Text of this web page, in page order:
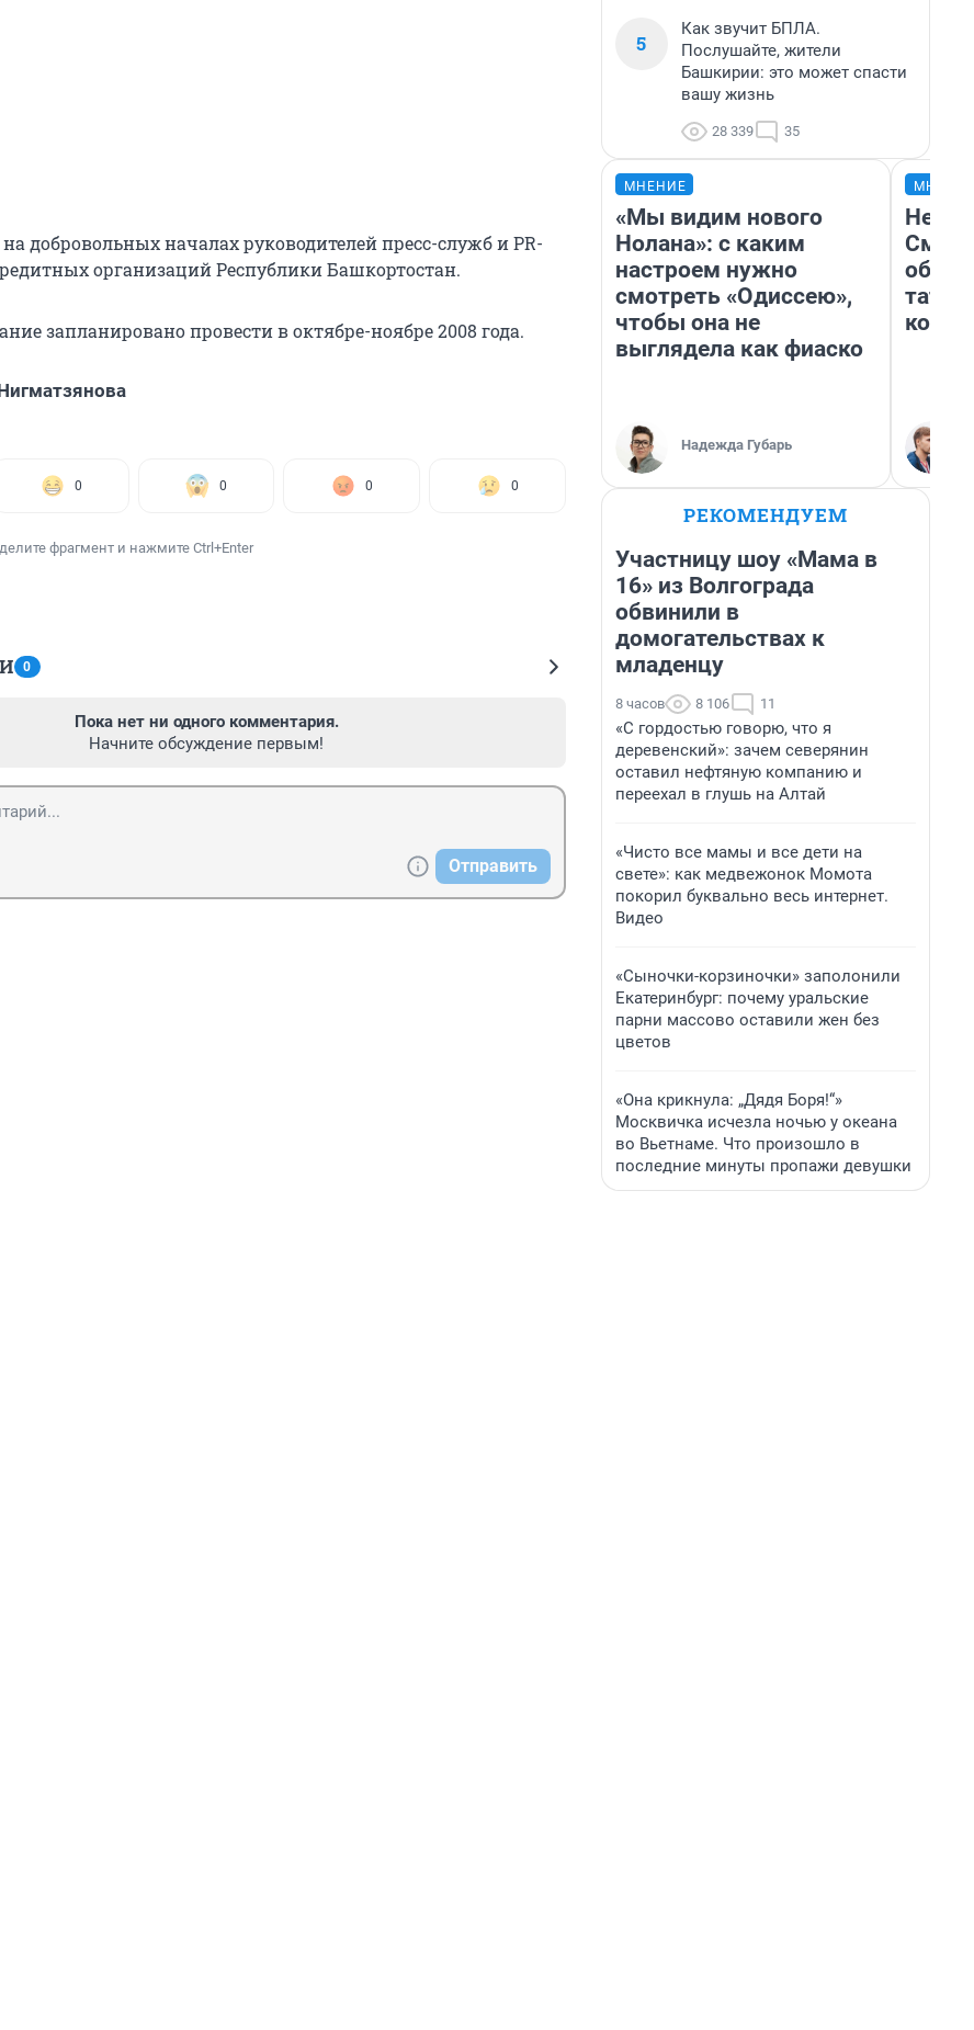
добровольных началах руководителей пресс-служб и PR-
организаций Республики Башкортостан.
запланировано провести в октябре-ноябре 2008 года.
0 0 0 0
фрагмент и нажмите Ctrl+Enter
0
Пока нет ни одного комментария.
Начните обсуждение первым!
Отправить
5
Как звучит БПЛА.
Послушайте, жители
Башкирии: это может спасти
вашу жизнь
28 339 35
МНЕНИЕ
«Мы видим нового
Нолана»: с каким
настроем нужно
смотреть «Одиссею»,
чтобы она не
выглядела как фиаско
Надежда Губарь
РЕКОМЕНДУЕМ
Участницу шоу «Мама в
16» из Волгограда
обвинили в
домогательствах к
младенцу
8 часов 8 106 11
«С гордостью говорю, что я
деревенский»: зачем северянин
оставил нефтяную компанию и
переехал в глушь на Алтай
«Чисто все мамы и все дети на
свете»: как медвежонок Момота
покорил буквально весь интернет.
Видео
«Сыночки-корзиночки» заполонили
Екатеринбург: почему уральские
парни массово оставили жен без
цветов
«Она крикнула: „Дядя Боря!“»
Москвичка исчезла ночью у океана
во Вьетнаме. Что произошло в
последние минуты пропажи девушки